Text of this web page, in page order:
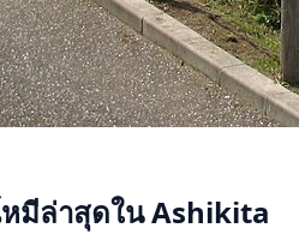
มีล่าสุดใน Ashikita